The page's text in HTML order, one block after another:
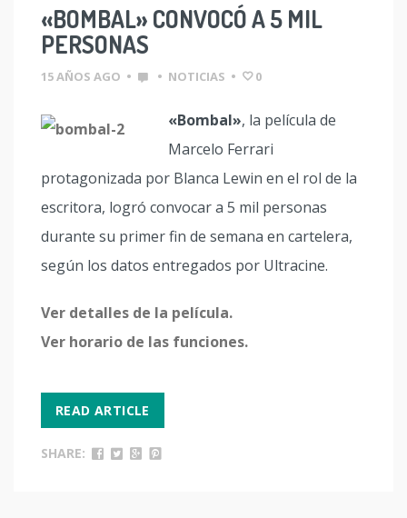
«BOMBAL» CONVOCÓ A 5 MIL
PERSONAS
15 AÑOS AGO • • NOTICIAS • 0
«Bombal», la película de
Marcelo Ferrari
protagonizada por Blanca Lewin en el rol de la
escritora, logró convocar a 5 mil personas
durante su primer fin de semana en cartelera,
según los datos entregados por Ultracine.
Ver detalles de la película.
Ver horario de las funciones.
READ ARTICLE
SHARE: